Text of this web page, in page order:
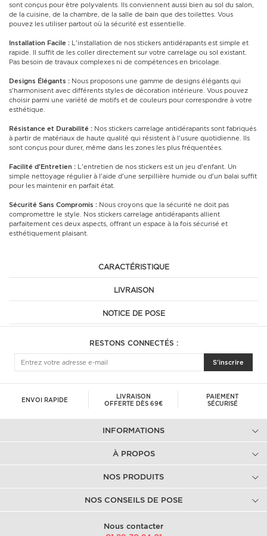
sont conçus pour être polyvalents. Ils conviennent aussi bien au sol du salon,
de la cuisine, de la chambre, de la salle de bain que des toilettes. Vous
pouvez les utiliser partout où la sécurité est essentielle.
Installation Facile : L'installation de nos stickers antidérapants est simple et
rapide. Il suffit de les coller directement sur votre carrelage ou sol existant.
Pas besoin de travaux complexes ni de compétences en bricolage.
Designs Élégants : Nous proposons une gamme de designs élégants qui
s'harmonisent avec différents styles de décoration intérieure. Vous pouvez
choisir parmi une variété de motifs et de couleurs pour correspondre à votre
esthétique.
Résistance et Durabilité : Nos stickers carrelage antidérapants sont fabriqués
à partir de matériaux de haute qualité qui résistent à l'usure quotidienne. Ils
sont conçus pour durer, même dans les zones les plus fréquentées.
Facilité d'Entretien : L'entretien de nos stickers est un jeu d'enfant. Un
simple nettoyage régulier à l'aide d'une serpillière humide ou d'un balai suffit
pour les maintenir en parfait état.
Sécurité Sans Compromis : Nous croyons que la sécurité ne doit pas
compromettre le style. Nos stickers carrelage antidérapants allient
parfaitement ces deux aspects, offrant un espace à la fois sécurisé et
esthétiquement plaisant.
CARACTÉRISTIQUE
LIVRAISON
NOTICE DE POSE
RESTONS CONNECTÉS :
S'inscrire
ENVOI RAPIDE
LIVRAISON
OFFERTE DÈS 69€
PAIEMENT
SÉCURISÉ
INFORMATIONS
À PROPOS
NOS PRODUITS
NOS CONSEILS DE POSE
Nous contacter